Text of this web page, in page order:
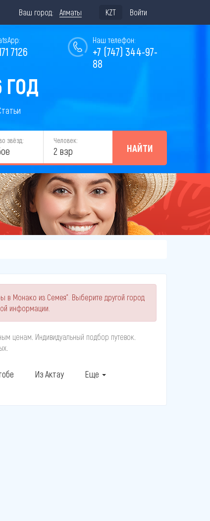
Ваш город: Алматы KZT Войти
Наш телефон:
+7 (747) 344-97-
88
7126
ГОД
звёзд: Человек:
2 взр НАЙТИ
в Монако из Семея". Выберите другой город
информации.
ценам. Индивидуальный подбор путевок.
Из Актау Еще